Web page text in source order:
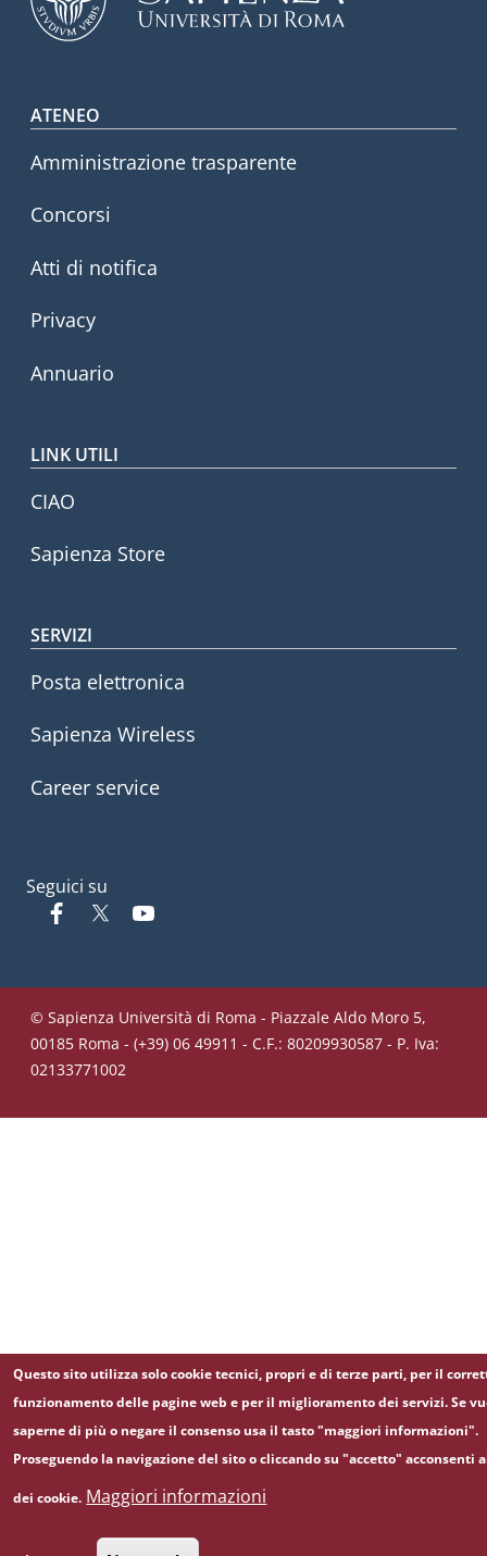
Footer menu
ATENEO
Amministrazione trasparente
Concorsi
Atti di notifica
Privacy
Annuario
LINK UTILI
CIAO
Sapienza Store
SERVIZI
Posta elettronica
Sapienza Wireless
Career service
Seguici su
Facebook
Twitter
© Sapienza Università di Roma - Piazzale Aldo Moro 5,
00185 Roma - (+39) 06 49911 - C.F.: 80209930587 - P. Iva:
02133771002
Questo sito utilizza solo cookie tecnici, propri e di terze parti, per il
funzionamento delle pagine web e per il miglioramento dei servizi. Se
saperne di più o negare il consenso usa il tasto "maggiori informazioni".
Proseguendo la navigazione del sito o cliccando su "accetto" acconsenti
dei cookie. Maggiori informazioni